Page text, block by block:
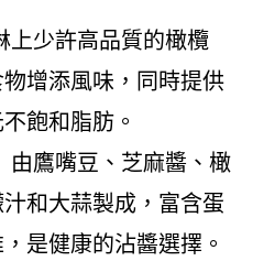
上少許高品質的橄欖
增添風味，同時提供
飽和脂肪。
由鷹嘴豆、芝麻醬、橄
和大蒜製成，富含蛋
是健康的沾醬選擇。